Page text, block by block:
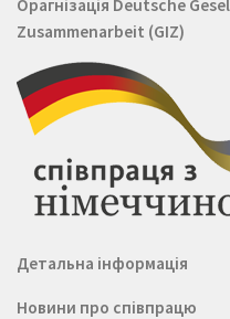
Орагнізація Deutsche
Zusammenarbeit (GIZ)
Детальна інформація
Новини про співпрацю